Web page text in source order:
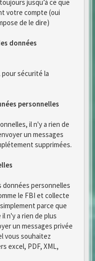
jusqu’à ce que
votre compte (oui
de le dire)
données
sécurité la
personnelles
il n'y a rien de
un messages
supprimées.
personnelles
le FBI et collecte
parce que
n'y a rien de plus
un messages privée
vous souhaitez
excel, PDF, XML,